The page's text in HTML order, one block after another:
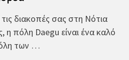
διακοπές σας στη Νότια
η πόλη Daegu είναι ένα καλό
των …